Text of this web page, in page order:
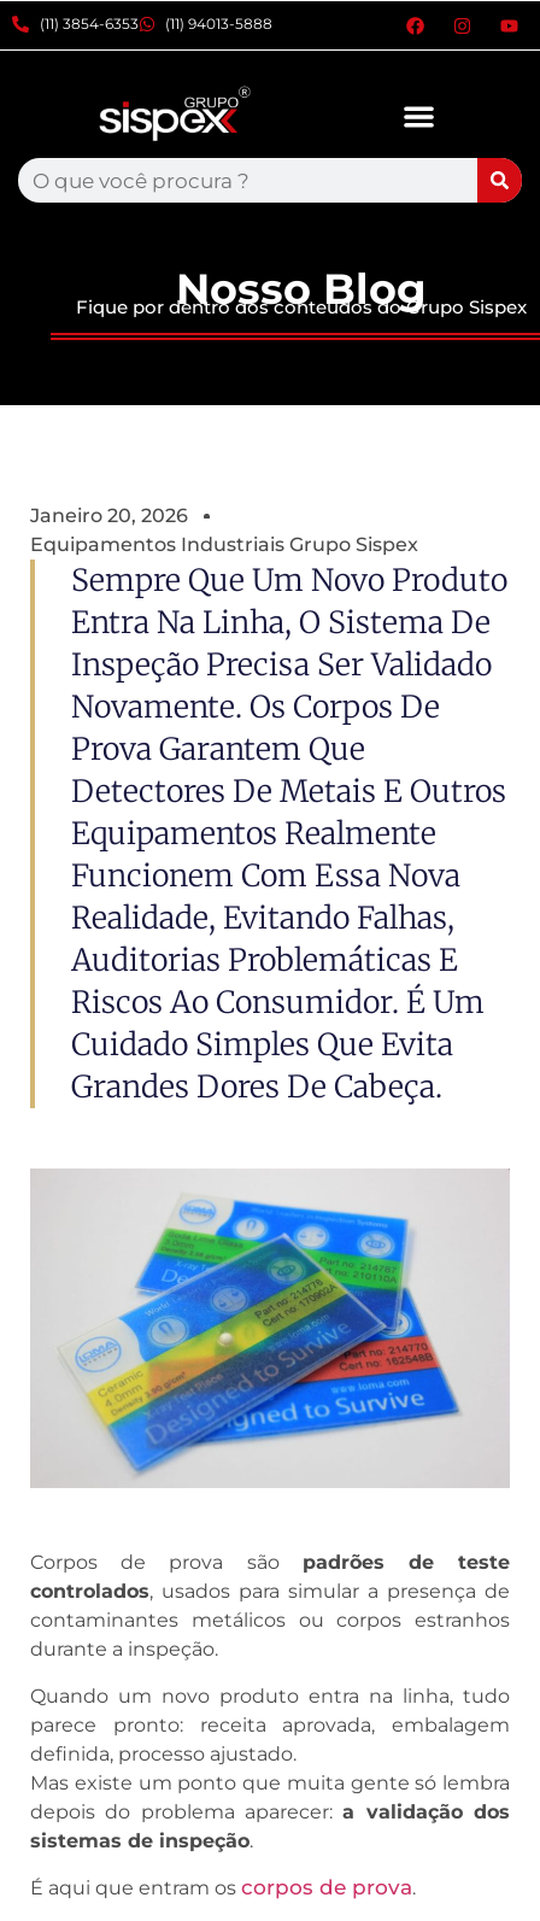
xxxx(11) 3854-6353 (11) 94013-5888
Nosso Blog
Fique por dentro dos conteúdos do Grupo Sispex
Janeiro 20, 2026
Equipamentos Industriais Grupo Sispex
Sempre Que Um Novo Produto
Entra Na Linha, O Sistema De
Inspeção Precisa Ser Validado
Novamente. Os Corpos De
Prova Garantem Que
Detectores De Metais E Outros
Equipamentos Realmente
Funcionem Com Essa Nova
Realidade, Evitando Falhas,
Auditorias Problemáticas E
Riscos Ao Consumidor. É Um
Cuidado Simples Que Evita
Grandes Dores De Cabeça.
Corpos de prova são padrões de teste
controlados, usados para simular a presença de
contaminantes metálicos ou corpos estranhos
durante a inspeção.
Quando um novo produto entra na linha, tudo
parece pronto: receita aprovada, embalagem
definida, processo ajustado.
Mas existe um ponto que muita gente só lembra
depois do problema aparecer:a validação dos
sistemas de inspeção.
É aqui que entram os corpos de prova.